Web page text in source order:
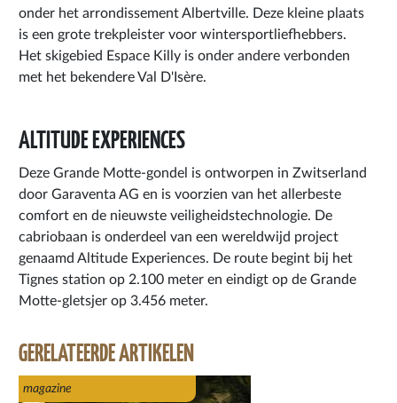
onder het arrondissement Albertville. Deze kleine plaats
is een grote trekpleister voor wintersportliefhebbers.
Het skigebied Espace Killy is onder andere verbonden
met het bekendere Val D'Isère.
ALTITUDE EXPERIENCES
Deze Grande Motte-gondel is ontworpen in Zwitserland
door Garaventa AG en is voorzien van het allerbeste
comfort en de nieuwste veiligheidstechnologie. De
cabriobaan is onderdeel van een wereldwijd project
genaamd Altitude Experiences. De route begint bij het
Tignes station op 2.100 meter en eindigt op de Grande
Motte-gletsjer op 3.456 meter.
GERELATEERDE ARTIKELEN
magazine